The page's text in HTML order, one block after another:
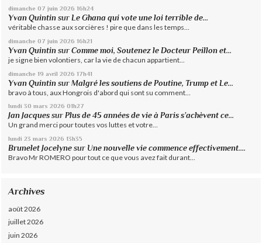
dimanche 07 juin 2026 16h24
Yvan Quintin surLe Ghana qui vote une loi terrible de...
véritable chasse aux sorcières ! pire que dans les temps...
dimanche 07 juin 2026 16h21
Yvan Quintin surComme moi, Soutenez le Docteur Peillon et...
je signe bien volontiers, car la vie de chacun appartient...
dimanche 19 avril 2026 17h41
Yvan Quintin surMalgré les soutiens de Poutine, Trump et Le...
bravo à tous, aux Hongrois d'abord qui sont su comment...
lundi 30 mars 2026 01h27
Jan Jacques surPlus de 45 années de vie à Paris s’achèvent ce...
Un grand merci pour toutes vos luttes et votre...
lundi 23 mars 2026 13h35
Brunelet Jocelyne sur Une nouvelle vie commence effectivement....
Bravo Mr ROMERO pour tout ce que vous avez fait durant...
Archives
août 2026
juillet 2026
juin 2026